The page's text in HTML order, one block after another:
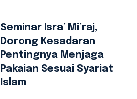
Seminar Isra’ Mi’raj,
Dorong Kesadaran
Pentingnya Menjaga
Pakaian Sesuai Syariat
Islam